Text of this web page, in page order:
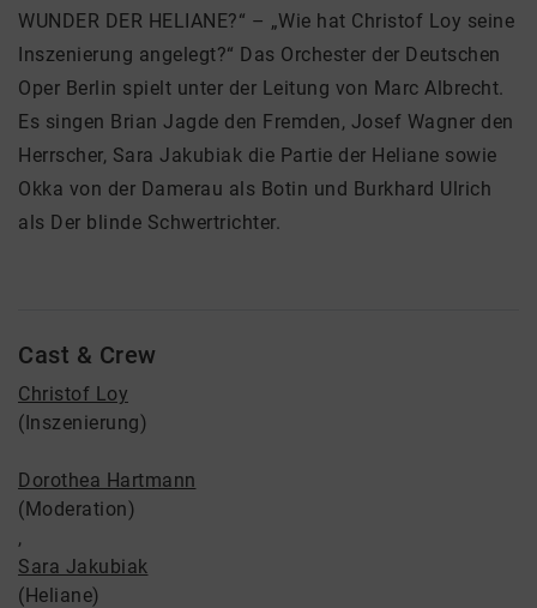
WUNDER DER HELIANE?“ – „Wie hat Christof Loy seine
Inszenierung angelegt?“ Das Orchester der Deutschen
Oper Berlin spielt unter der Leitung von Marc Albrecht.
Es singen Brian Jagde den Fremden, Josef Wagner den
Herrscher, Sara Jakubiak die Partie der Heliane sowie
Okka von der Damerau als Botin und Burkhard Ulrich
als Der blinde Schwertrichter.
Cast & Crew
Christof Loy
(Inszenierung)
Dorothea Hartmann
(Moderation)
,
Sara Jakubiak
(Heliane)